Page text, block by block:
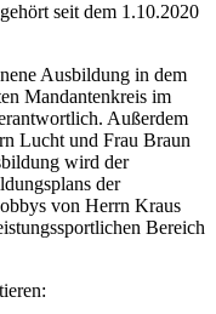
seit dem 1.10.2020
Ausbildung in dem
Mandantenkreis im
Außerdem
Lucht und Frau Braun
wird der
der
von Herrn Kraus
Bereich